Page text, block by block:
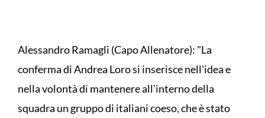
Alessandro Ramagli (Capo Allenatore): "La
conferma di Andrea Loro si inserisce nell'idea e
nella volontà di mantenere all'interno della
squadra un gruppo di italiani coeso, che è stato